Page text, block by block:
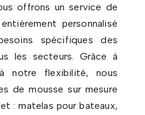
offrons un service de
personnalisé
spécifiques des
les secteurs. Grâce à
notre flexibilité, nous
de mousse sur mesure
: matelas pour bateaux,